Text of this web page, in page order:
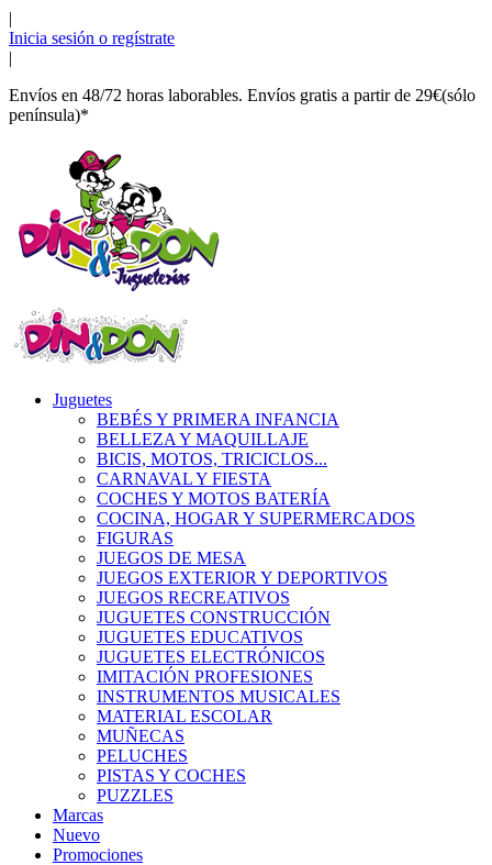
|
Inicia sesión o regístrate
|
Envíos en 48/72 horas laborables. Envíos gratis a partir de 29€(sólo
península)*
Juguetes
BEBÉS Y PRIMERA INFANCIA
BELLEZA Y MAQUILLAJE
BICIS, MOTOS, TRICICLOS...
CARNAVAL Y FIESTA
COCHES Y MOTOS BATERÍA
COCINA, HOGAR Y SUPERMERCADOS
FIGURAS
JUEGOS DE MESA
JUEGOS EXTERIOR Y DEPORTIVOS
JUEGOS RECREATIVOS
JUGUETES CONSTRUCCIÓN
JUGUETES EDUCATIVOS
JUGUETES ELECTRÓNICOS
IMITACIÓN PROFESIONES
INSTRUMENTOS MUSICALES
MATERIAL ESCOLAR
MUÑECAS
PELUCHES
PISTAS Y COCHES
PUZZLES
Marcas
Nuevo
Promociones